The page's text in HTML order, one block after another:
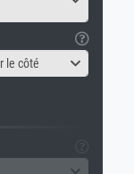
le côté